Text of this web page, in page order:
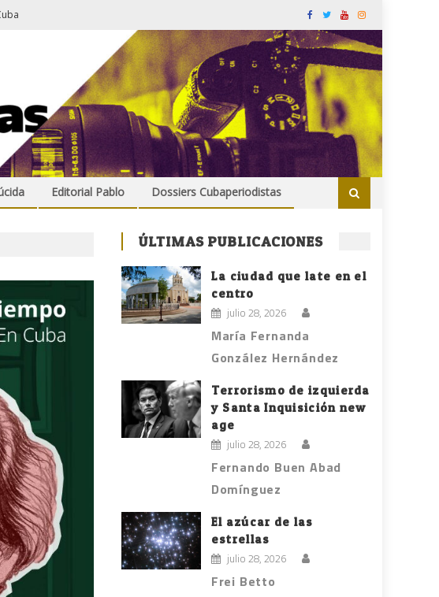
Editorial Pablo Dossiers Cubaperiodistas
ÚLTIMAS PUBLICACIONES
La ciudad que late en el
centro
julio 28, 2026
María Fernanda
González Hernández
Terrorismo de izquierda
y Santa Inquisición new
age
julio 28, 2026
Fernando Buen Abad
Domínguez
El azúcar de las
estrellas
julio 28, 2026
Frei Betto